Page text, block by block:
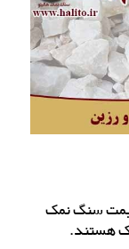
قیمت سنگ نمک
هستند.